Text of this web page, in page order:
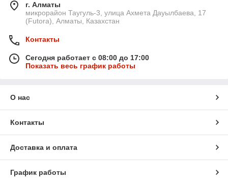
г. Алматы
микрорайон Таугуль-3, улица Ахмета Дауылбаева, 17
(Futora), Алматы, Казахстан
Контакты
Сегодня работает с 08:00 до 17:00
Показать весь график работы
О нас
Контакты
Доставка и оплата
График работы